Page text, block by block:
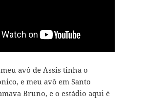
avô de Assis tinha o
e meu avô em Santo
Bruno, e o estádio aqui é